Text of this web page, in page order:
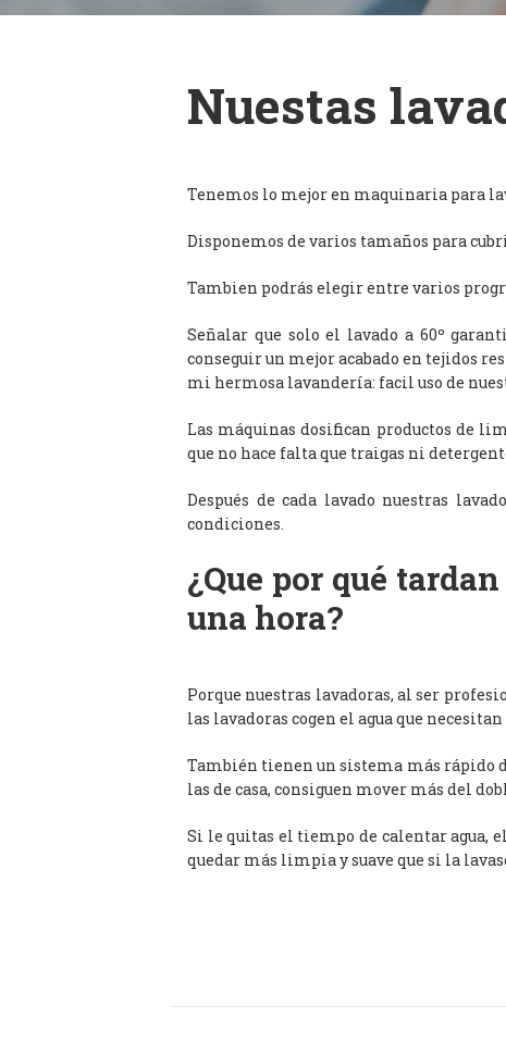
Nuestas
Tenemos lo mejor en maquinaria para
Disponemos de varios tamaños para
Tambien podrás elegir entre varios
Señalar que solo el lavado a 60º
conseguir un mejor acabado en tejidos
mi hermosa lavandería: facil uso de
Las máquinas dosifican productos de
que no hace falta que traigas ni
Después de cada lavado nuestras
condiciones.
¿Que por qué
una hora?
Porque nuestras lavadoras, al ser
las lavadoras cogen el agua que
También tienen un sistema más rápido
las de casa, consiguen mover más del
Si le quitas el tiempo de calentar agua,
quedar más limpia y suave que si la